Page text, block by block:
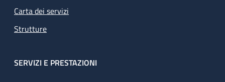
Carta dei servizi
Strutture
SERVIZI E PRESTAZIONI